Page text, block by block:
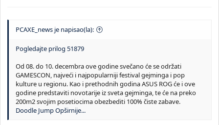
PCAXE_news je napisao(la):
Pogledajte prilog 51879
Od 08. do 10. decembra ove godine svečano će se održati
GAMESCON, najveći i najpopularniji festival gejminga i pop
kulture u regionu. Kao i prethodnih godina ASUS ROG će i ove
godine predstaviti novotarije iz sveta gejminga, te će na preko
200m2 svojim posetiocima obezbediti 100% čiste zabave.
Doodle JumpOpširnije...